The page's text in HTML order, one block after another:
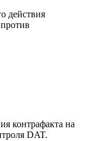
действия
контрафакта на
DAT.